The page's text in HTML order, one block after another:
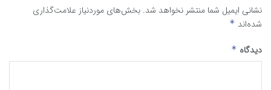
نشانی ایمیل شما منتشر نخواهد شد. بخش‌های موردنیاز علامت‌گذاری
شده‌اند *
دیدگاه *